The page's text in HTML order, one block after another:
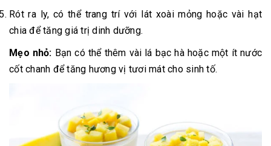
Rót ra ly, có thể trang trí với lát xoài mỏng hoặc vài hạt
chia để tăng giá trị dinh dưỡng.
Mẹo nhỏ: Bạn có thể thêm vài lá bạc hà hoặc một ít nước
cốt chanh để tăng hương vị tươi mát cho sinh tố.